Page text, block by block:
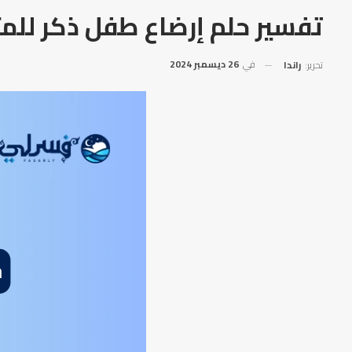
تفسير حلم إرضاع طفل ذكر
تحرير: راندا في 26 ديسمبر 2024